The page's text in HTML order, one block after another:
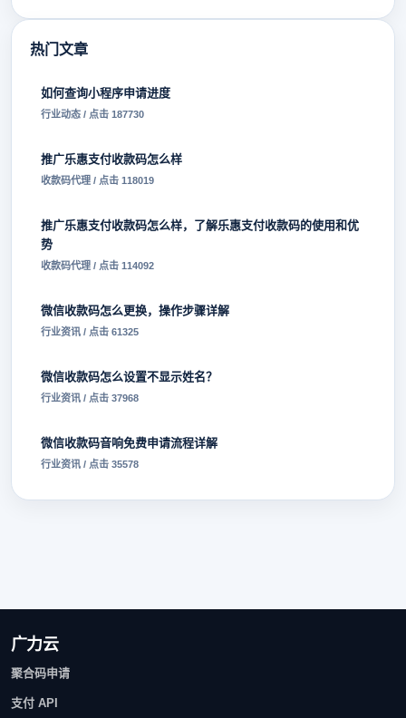
热门文章
如何查询小程序申请进度
行业动态 / 点击 187730
推广乐惠支付收款码怎么样
收款码代理 / 点击 118019
推广乐惠支付收款码怎么样，了解乐惠支付收款码的使用和优
势
收款码代理 / 点击 114092
微信收款码怎么更换，操作步骤详解
行业资讯 / 点击 61325
微信收款码怎么设置不显示姓名？
行业资讯 / 点击 37968
微信收款码音响免费申请流程详解
行业资讯 / 点击 35578
广力云
聚合码申请
支付 API